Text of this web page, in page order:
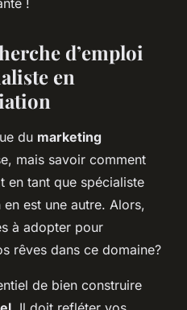
d’emploi
en
du marketing
mais savoir comment
en tant que spécialiste
est une autre. Alors,
à adopter pour
rêves dans ce domaine?
de bien construire